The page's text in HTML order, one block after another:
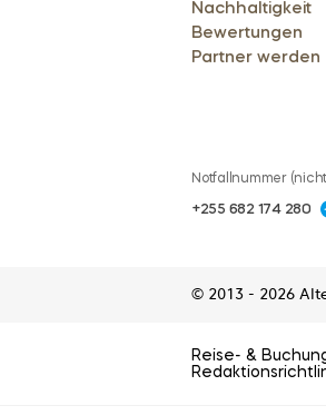
Nachhaltigkeit
Bewertungen
Partner werden
Notfallnummer
+255 682 174 280
© 2013 - 2026
Reise- &